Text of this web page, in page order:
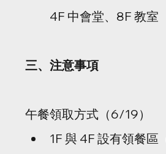
4F 中會堂、8F 教室
三、注意事項
午餐領取方式（6/19）
1F 與 4F 設有領餐區